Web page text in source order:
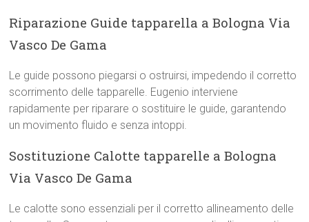
Riparazione Guide tapparella a Bologna Via
Vasco De Gama
Le guide possono piegarsi o ostruirsi, impedendo il corretto
scorrimento delle tapparelle. Eugenio interviene
rapidamente per riparare o sostituire le guide, garantendo
un movimento fluido e senza intoppi.
Sostituzione Calotte tapparelle a Bologna
Via Vasco De Gama
Le calotte sono essenziali per il corretto allineamento delle